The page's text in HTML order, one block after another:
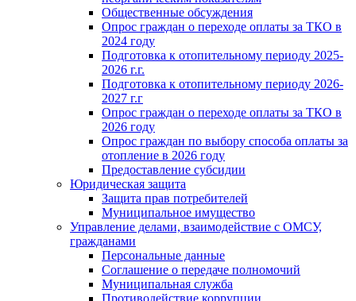
Общественные обсуждения
Опрос граждан о переходе оплаты за ТКО в
2024 году
Подготовка к отопительному периоду 2025-
2026 г.г.
Подготовка к отопительному периоду 2026-
2027 г.г
Опрос граждан о переходе оплаты за ТКО в
2026 году
Опрос граждан по выбору способа оплаты за
отопление в 2026 году
Предоставление субсидии
Юридическая защита
Защита прав потребителей
Муниципальное имущество
Управление делами, взаимодействие с ОМСУ,
гражданами
Персональные данные
Соглашение о передаче полномочий
Муниципальная служба